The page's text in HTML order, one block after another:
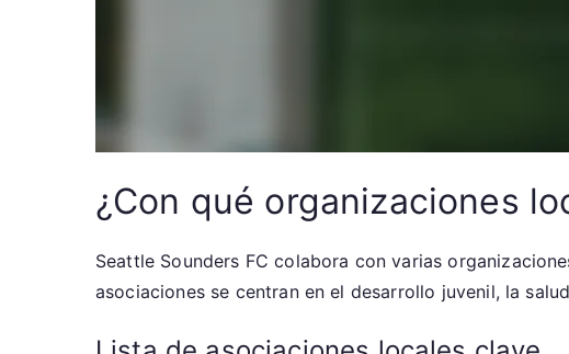
¿Con qué organizaciones
Seattle Sounders FC colabora con varias
asociaciones se centran en el desarrollo juvenil, la